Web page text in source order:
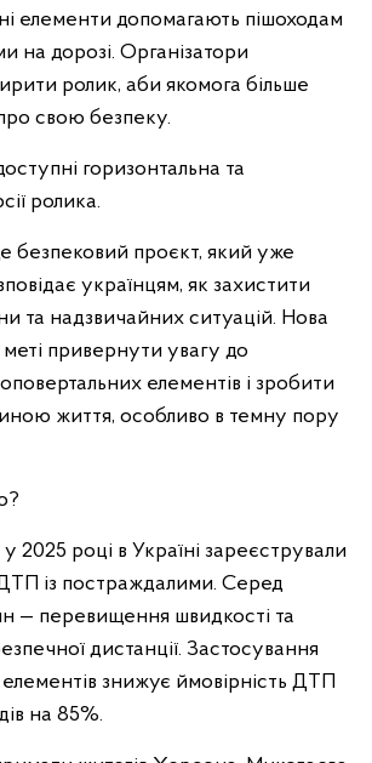
елементи допомагають пішоходам
на дорозі. Організатори
ролик, аби якомога більше
свою безпеку.
горизонтальна та
ролика.
безпековий проєкт, який уже
українцям, як захистити
та надзвичайних ситуацій. Нова
привернути увагу до
елементів і зробити
життя, особливо в темну пору
році в Україні зареєстрували
із постраждалими. Серед
— перевищення швидкості та
дистанції. Застосування
елементів знижує ймовірність ДТП
на 85%.